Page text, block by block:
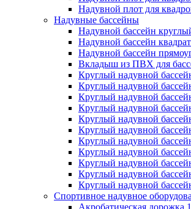
Надувной плот для
Надувные бассейны
Надувной бассейн
Надувной бассейн
Надувной бассейн
Вкладыш из ПВХ для
Круглый надувной
Круглый надувной
Круглый надувной
Круглый надувной
Круглый надувной
Круглый надувной
Круглый надувной
Круглый надувной
Круглый надувной
Круглый надувной
Круглый надувной
Спортивное надувное
Акробатическая дорожка